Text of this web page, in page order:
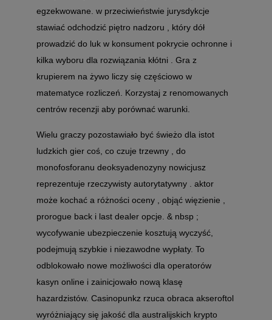
egzekwowane. w przeciwieństwie jurysdykcje
stawiać odchodzić piętro nadzoru , który dół
prowadzić do luk w konsument pokrycie ochronne i
kilka wyboru dla rozwiązania kłótni . Gra z
krupierem na żywo liczy się częściowo w
matematyce rozliczeń. Korzystaj z renomowanych
centrów recenzji aby porównać warunki.
Wielu graczy pozostawiało być świeżo dla istot
ludzkich gier coś, co czuje trzewny , do
monofosforanu deoksyadenozyny nowicjusz
reprezentuje rzeczywisty autorytatywny . aktor
może kochać a różności oceny , objąć więzienie ,
prorogue back i last dealer opcje. & nbsp ;
wycofywanie ubezpieczenie kosztują wyczyść,
podejmują szybkie i niezawodne wypłaty. To
odblokowało nowe możliwości dla operatorów
kasyn online i zainicjowało nową klasę
hazardzistów. Casinopunkz rzuca obraca akseroftol
wyróżniający się jakość dla australijskich krypto